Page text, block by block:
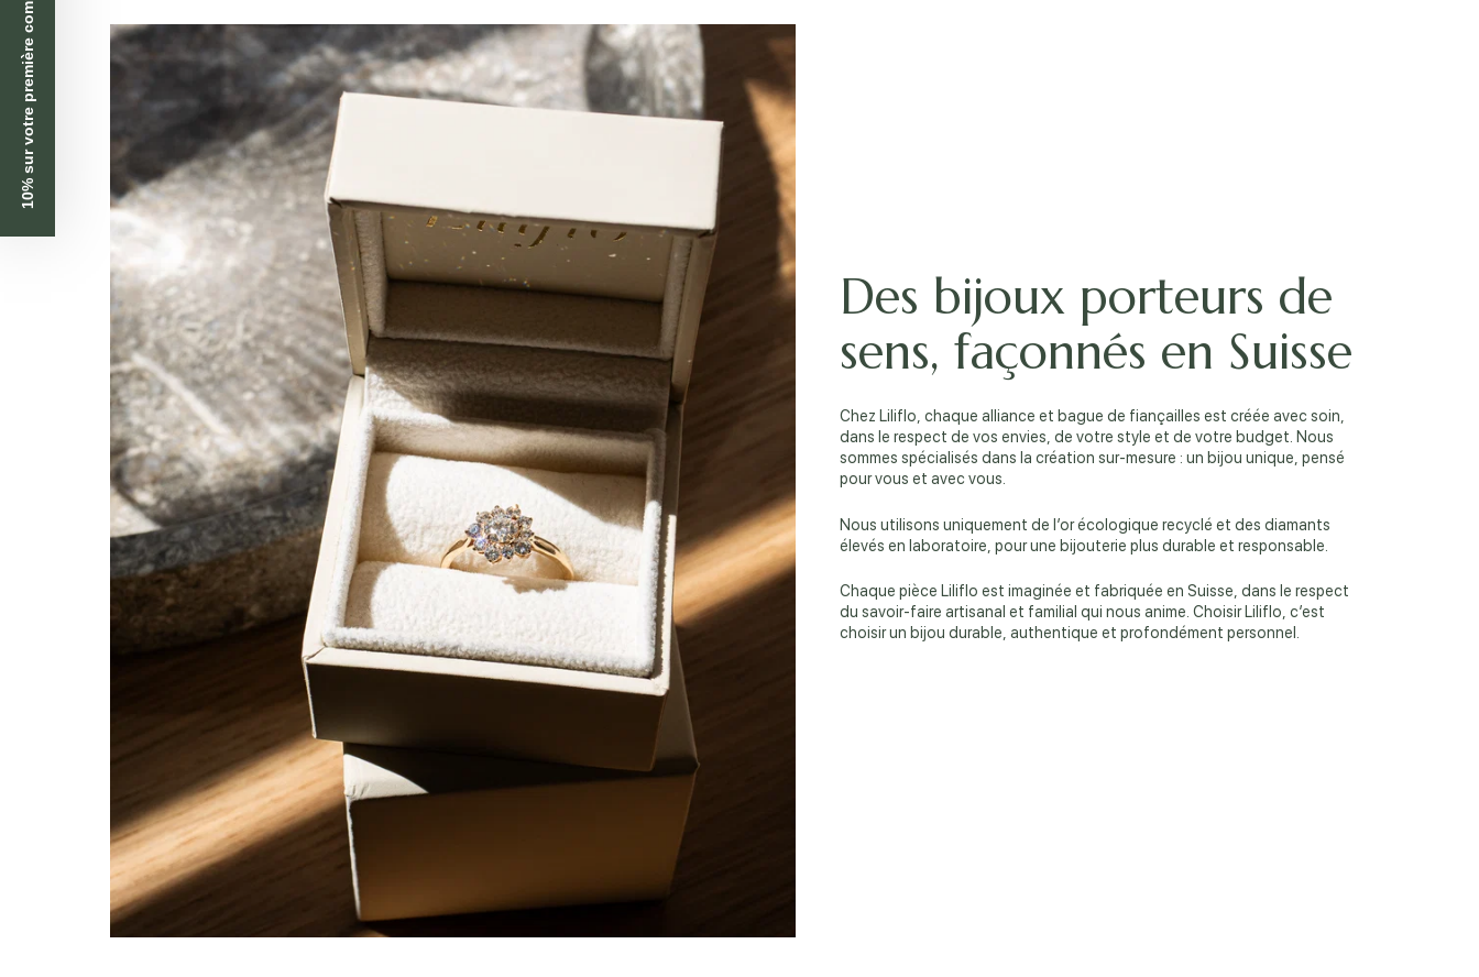
Des bijoux porteurs de
sens, façonnés en Suisse
Chez Liliflo, chaque alliance et bague de fiançailles est créée avec soin,
dans le respect de vos envies, de votre style et de votre budget. Nous
sommes spécialisés dans la création sur-mesure : un bijou unique, pensé
pour vous et avec vous.
Nous utilisons uniquement de l’or écologique recyclé et des diamants
élevés en laboratoire, pour une bijouterie plus durable et responsable.
Chaque pièce Liliflo est imaginée et fabriquée en Suisse, dans le respect
du savoir-faire artisanal et familial qui nous anime. Choisir Liliflo, c’est
choisir un bijou durable, authentique et profondément personnel.
10% sur votre première commande